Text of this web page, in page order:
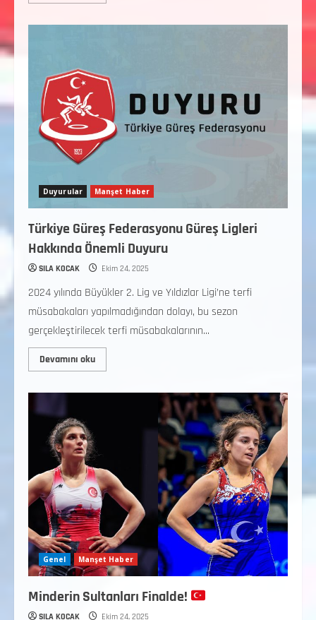
Duyurular Manşet Haber
Türkiye Güreş Federasyonu Güreş Ligleri
Hakkında Önemli Duyuru
SILA KOCAK Ekim 24, 2025
2024 yılında Büyükler 2. Lig ve Yıldızlar Ligi’ne terfi
müsabakaları yapılmadığından dolayı, bu sezon
gerçekleştirilecek terfi müsabakalarının...
Devamını oku
Genel Manşet Haber
Minderin Sultanları Finalde!
SILA KOCAK Ekim 24, 2025